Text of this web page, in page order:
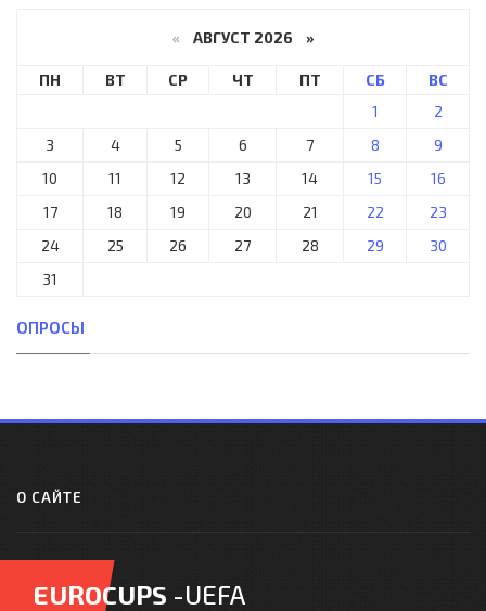
« АВГУСТ 2026 »
ПН ВТ СР ЧТ ПТ СБ
ВС
1
2
3
4 5 6 7 8
9
10
11 12 13 14 15
16
17
18 19 20 21 22
23
24
25 26 27 28 29
30
31
ОПРОСЫ
О САЙТЕ
EUROCUPS -UEFA